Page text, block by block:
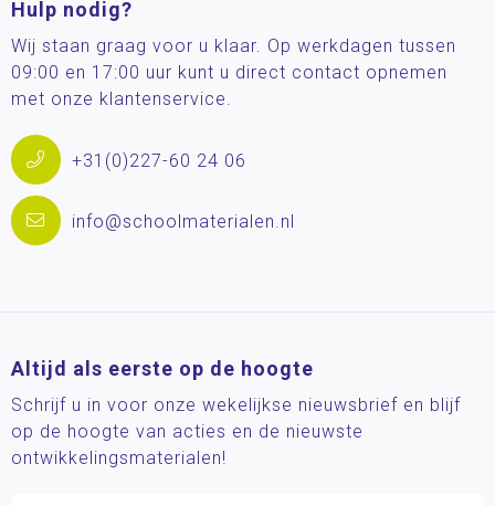
Hulp nodig?
Wij staan graag voor u klaar. Op werkdagen tussen
09:00 en 17:00 uur kunt u direct contact opnemen
met onze klantenservice.
+31(0)227-60 24 06
info@schoolmaterialen.nl
Altijd als eerste op de hoogte
Schrijf u in voor onze wekelijkse nieuwsbrief en blijf
op de hoogte van acties en de nieuwste
ontwikkelingsmaterialen!